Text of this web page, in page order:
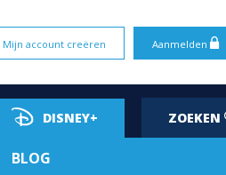
Aanmelden
Mijn account creëren
DISNEY+ ZOEKEN
BLOG